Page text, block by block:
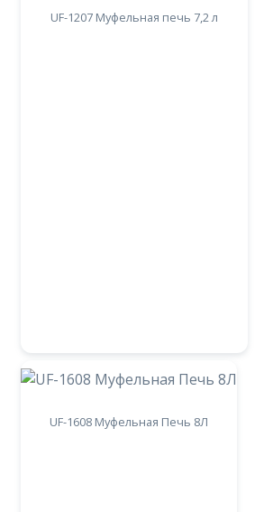
UF-1207 Муфельная печь 7,2 л
UF-1608 Муфельная Печь 8Л